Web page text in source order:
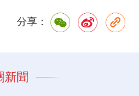
分享：
新聞